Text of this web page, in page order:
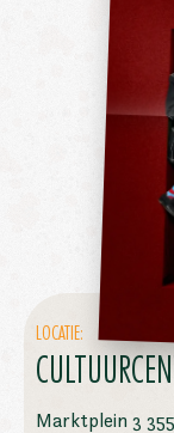
LOCATIE:
Marktplein 3